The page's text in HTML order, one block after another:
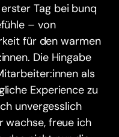
Tag bei bunq
– von
für den warmen
Die Hingabe
als
Experience zu
unvergesslich
wachse, freue ich